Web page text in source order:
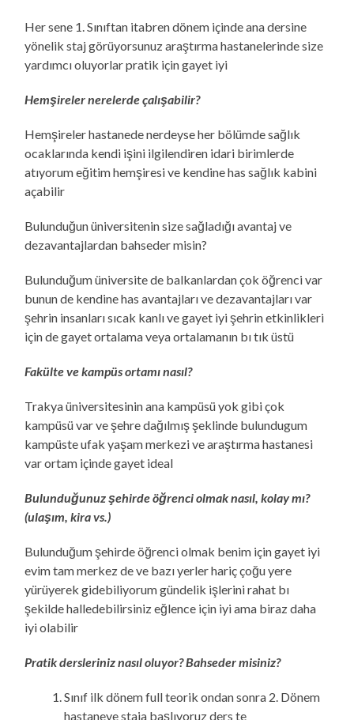
Her sene 1. Sınıftan itabren dönem içinde ana dersine
yönelik staj görüyorsunuz araştırma hastanelerinde size
yardımcı oluyorlar pratik için gayet iyi
Hemşireler nerelerde çalışabilir?
Hemşireler hastanede nerdeyse her bölümde sağlık
ocaklarında kendi işini ilgilendiren idari birimlerde
atıyorum eğitim hemşiresi ve kendine has sağlık kabini
açabilir
Bulunduğun üniversitenin size sağladığı avantaj ve
dezavantajlardan bahseder misin?
Bulunduğum üniversite de balkanlardan çok öğrenci var
bunun de kendine has avantajları ve dezavantajları var
şehrin insanları sıcak kanlı ve gayet iyi şehrin etkinlikleri
için de gayet ortalama veya ortalamanın bı tık üstü
Fakülte ve kampüs ortamı nasıl?
Trakya üniversitesinin ana kampüsü yok gibi çok
kampüsü var ve şehre dağılmış şeklinde bulundugum
kampüste ufak yaşam merkezi ve araştırma hastanesi
var ortam içinde gayet ideal
Bulunduğunuz şehirde öğrenci olmak nasıl, kolay mı?
(ulaşım, kira vs.)
Bulunduğum şehirde öğrenci olmak benim için gayet iyi
evim tam merkez de ve bazı yerler hariç çoğu yere
yürüyerek gidebiliyorum gündelik işlerini rahat bı
şekilde halledebilirsiniz eğlence için iyi ama biraz daha
iyi olabilir
Pratik dersleriniz nasıl oluyor? Bahseder misiniz?
Sınıf ilk dönem full teorik ondan sonra 2. Dönem
hastaneye staja başlıyoruz ders te